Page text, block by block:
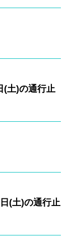
(土)の通行止
(土)の通行止